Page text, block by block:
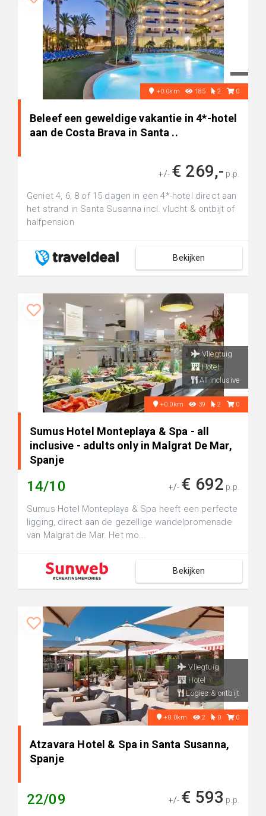
+0.0km 185 2 0
Beleef een geweldige vakantie in 4*-hotel
aan de Costa Brava in Santa ..
+/- € 269,- p.p.
Geniet 4, 6, 8 of 15 dagen in een 4*-hotel direct aan
het strand in Santa Susanna incl. vlucht & ontbijt of
halfpension
Bekijken
Vliegtuig
Hotel
All inclusive
+0.0km 39 2 0
Sumus Hotel Monteplaya & Spa - all
inclusive - adults only in Malgrat De Mar,
Spanje
14/10 +/- € 692 p.p.
Sumus Hotel Monteplaya & Spa heeft een perfecte
ligging, direct aan de gezellige wandelpromenade
van Malgrat de Mar. Het mo...
Bekijken
Vliegtuig
Hotel
Logies & ontbijt
+0.0km 2 0 0
Atzavara Hotel & Spa in Santa Susanna,
Spanje
22/09 +/- € 593 p.p.